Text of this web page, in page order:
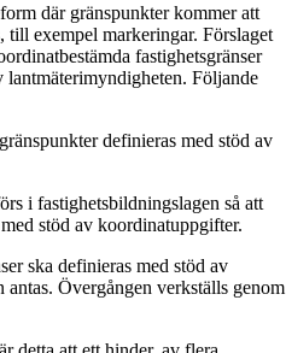
där gränspunkter kommer att
exempel markeringar. Förslaget
fastighets­gränser
lantmäterimyndigheten. Följande
definieras med stöd av
i fastighetsbildningslagen så att
stöd av koordinatuppgifter.
ska definieras med stöd av
Övergången verkställs genom